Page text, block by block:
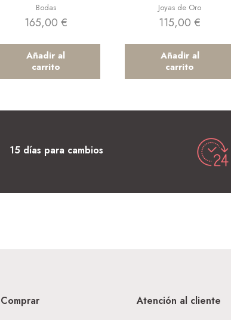
Bodas
165,00 €
Añadir al
carrito
Joyas de Oro
115,00€
Añadir al
carrito
15 días para cambios
Comprar Atención al cliente